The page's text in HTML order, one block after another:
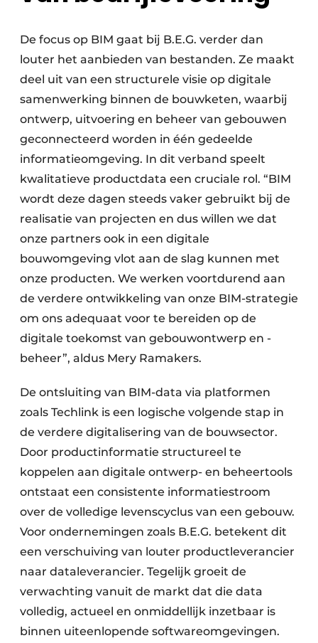
De focus op BIM gaat bij B.E.G. verder dan
louter het aanbieden van bestanden. Ze maakt
deel uit van een structurele visie op digitale
samenwerking binnen de bouwketen, waarbij
ontwerp, uitvoering en beheer van gebouwen
geconnecteerd worden in één gedeelde
informatieomgeving. In dit verband speelt
kwalitatieve productdata een cruciale rol. “BIM
wordt deze dagen steeds vaker gebruikt bij de
realisatie van projecten en dus willen we dat
onze partners ook in een digitale
bouwomgeving vlot aan de slag kunnen met
onze producten. We werken voortdurend aan
de verdere ontwikkeling van onze BIM-strategie
om ons adequaat voor te bereiden op de
digitale toekomst van gebouwontwerp en -
beheer”, aldus Mery Ramakers.
De ontsluiting van BIM-data via platformen
zoals Techlink is een logische volgende stap in
de verdere digitalisering van de bouwsector.
Door productinformatie structureel te
koppelen aan digitale ontwerp- en beheertools
ontstaat een consistente informatiestroom
over de volledige levenscyclus van een gebouw.
Voor ondernemingen zoals B.E.G. betekent dit
een verschuiving van louter productleverancier
naar dataleverancier. Tegelijk groeit de
verwachting vanuit de markt dat die data
volledig, actueel en onmiddellijk inzetbaar is
binnen uiteenlopende softwareomgevingen.